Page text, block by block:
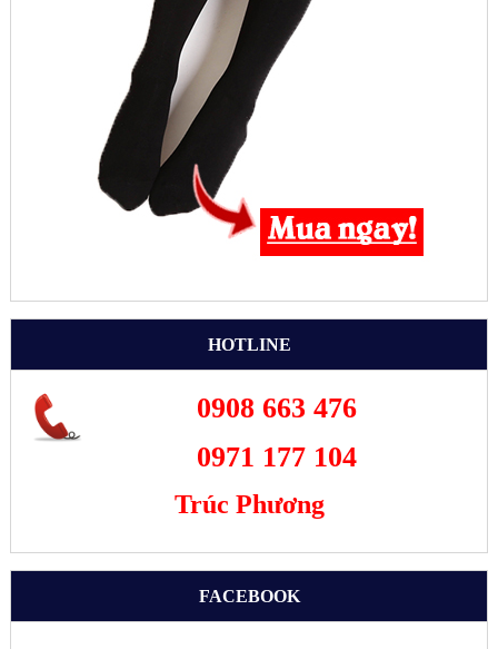
HOTLINE
0908 663 476
0971 177 104
Trúc Phương
FACEBOOK